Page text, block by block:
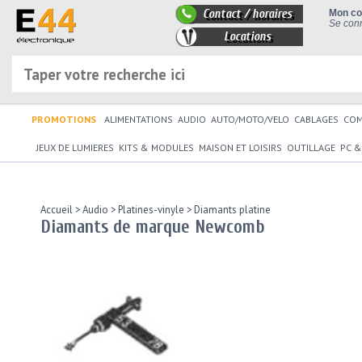
Mon
Se
Contact / horaires
Locations
PROMOTIONS ALIMENTATIONS AUDIO AUTO/MOTO/VELO CABLAGES
JEUX DE LUMIERES KITS & MODULES MAISON ET LOISIRS OUTILLAGE PC
Accueil >Audio >Platines-vinyle >Diamants platine
Diamants de marque Newcomb